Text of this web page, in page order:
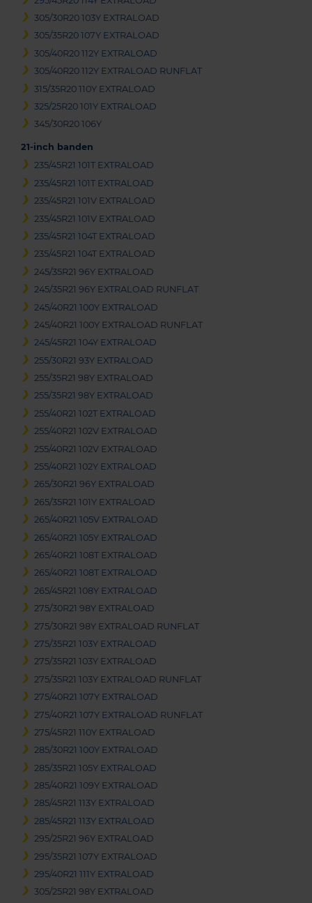
305/30R20 103Y EXTRALOAD
305/35R20 107Y EXTRALOAD
305/40R20 112Y EXTRALOAD
305/40R20 112Y EXTRALOAD RUNFLAT
315/35R20 110Y EXTRALOAD
325/25R20 101Y EXTRALOAD
345/30R20 106Y
21-inch banden
235/45R21 101T EXTRALOAD
235/45R21 101T EXTRALOAD
235/45R21 101V EXTRALOAD
235/45R21 101V EXTRALOAD
235/45R21 104T EXTRALOAD
235/45R21 104T EXTRALOAD
245/35R21 96Y EXTRALOAD
245/35R21 96Y EXTRALOAD RUNFLAT
245/40R21 100Y EXTRALOAD
245/40R21 100Y EXTRALOAD RUNFLAT
245/45R21 104Y EXTRALOAD
255/30R21 93Y EXTRALOAD
255/35R21 98Y EXTRALOAD
255/35R21 98Y EXTRALOAD
255/40R21 102T EXTRALOAD
255/40R21 102V EXTRALOAD
255/40R21 102V EXTRALOAD
255/40R21 102Y EXTRALOAD
265/30R21 96Y EXTRALOAD
265/35R21 101Y EXTRALOAD
265/40R21 105V EXTRALOAD
265/40R21 105Y EXTRALOAD
265/40R21 108T EXTRALOAD
265/40R21 108T EXTRALOAD
265/45R21 108Y EXTRALOAD
275/30R21 98Y EXTRALOAD
275/30R21 98Y EXTRALOAD RUNFLAT
275/35R21 103Y EXTRALOAD
275/35R21 103Y EXTRALOAD
275/35R21 103Y EXTRALOAD RUNFLAT
275/40R21 107Y EXTRALOAD
275/40R21 107Y EXTRALOAD RUNFLAT
275/45R21 110Y EXTRALOAD
285/30R21 100Y EXTRALOAD
285/35R21 105Y EXTRALOAD
285/40R21 109Y EXTRALOAD
285/45R21 113Y EXTRALOAD
285/45R21 113Y EXTRALOAD
295/25R21 96Y EXTRALOAD
295/35R21 107Y EXTRALOAD
295/40R21 111Y EXTRALOAD
305/25R21 98Y EXTRALOAD